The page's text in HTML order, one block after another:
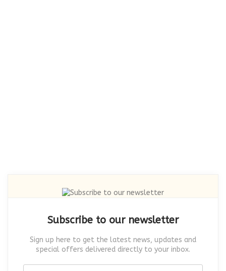
Subscribe to our newsletter
Sign up here to get the latest news, updates and
special offers delivered directly to your inbox.